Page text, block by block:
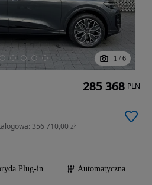
1 / 6
356 710,00 zł
Plug-in
Automatyczna
285 368 PLN